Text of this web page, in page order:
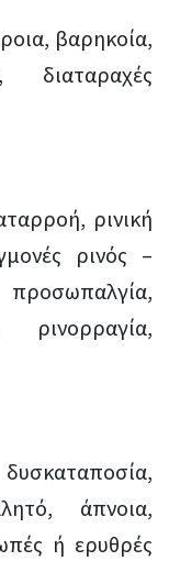
βαρηκοία,
διαταραχές
ρινική
ρινός –
ρινορραγία,
άπνοια,
ή ερυθρές